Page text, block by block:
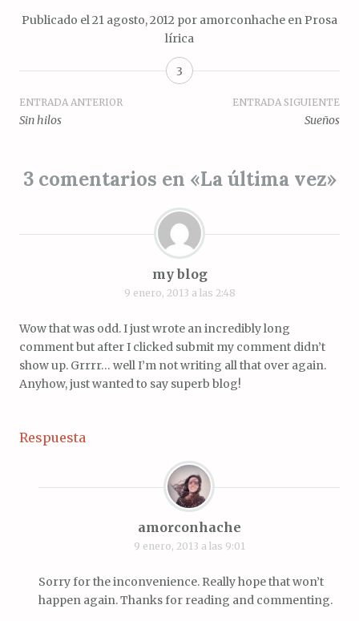
Publicado el 21 agosto, 2012 por amorconhache en Prosa
lírica
3
Navegación
entradas
ENTRADA ANTERIOR
Sin hilos
ENTRADA SIGUIENTE
Sueños
3 comentarios en «La última vez»
my blog
9 enero, 2013 a las 2:48
Wow that was odd. I just wrote an incredibly long
comment but after I clicked submit my comment didn’t
show up. Grrrr… well I’m not writing all that over again.
Anyhow, just wanted to say superb blog!
Respuesta
amorconhache
9 enero, 2013 a las 9:01
Sorry for the inconvenience. Really hope that won’t
happen again. Thanks for reading and commenting.